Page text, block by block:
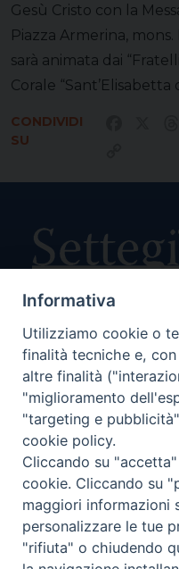
Gesù Cristo con la
Piazza Armerina, mons.
sarà animata dai
Corale “Sant’Elisabetta
CONDIVIDI
SU
Editore e Proprietà
Autorizzazione
SEGUICI SU:
Informativa
Utilizziamo cookie o
finalità tecniche e,
altre finalità
"miglioramento
"targeting e
cookie policy.
Cliccando su
cookie. Cliccando su
maggiori informazioni
personalizzare le tue
"rifiuta" o chiudendo